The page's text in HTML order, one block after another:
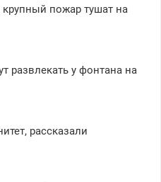
пожар тушат на
развлекать у фонтана на
рассказали